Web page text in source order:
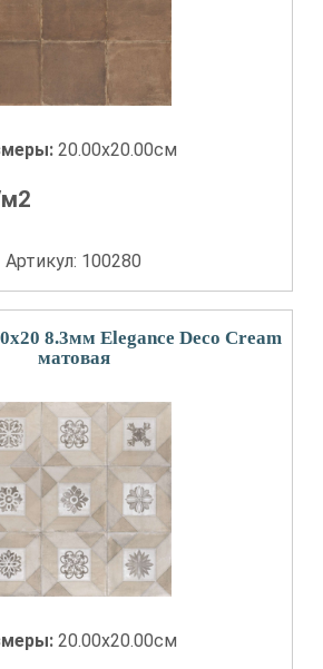
20.00x20.00см
Артикул: 100280
8.3мм Elegance Deco Cream
матовая
20.00x20.00см